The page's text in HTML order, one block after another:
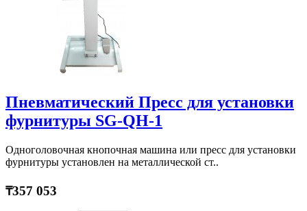
Пневматический Пресс для установки
фурнитуры SG-QH-1
Одноголовочная кнопочная машина или пресс для установки
фурнитуры установлен на металлической ст..
₸357 053